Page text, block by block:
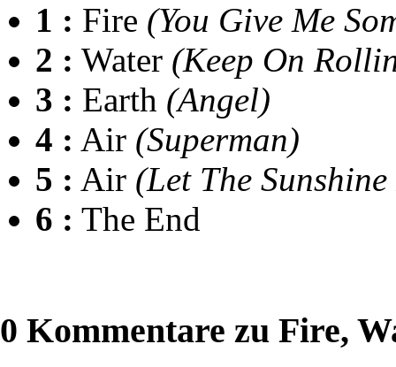
1 : Fire (You Give Me
2 : Water (Keep On
3 : Earth (Angel)
4 : Air (Superman)
5 : Air (Let The
6 : The End
0 Kommentare zu Fire,